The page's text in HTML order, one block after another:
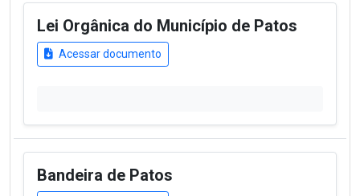
Lei Orgânica do Município de Patos
Acessar documento
Bandeira de Patos